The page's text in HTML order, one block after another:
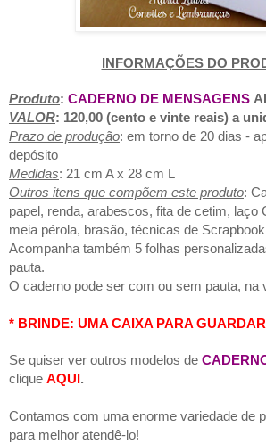
INFORMAÇÕES DO
Produto: CADERNO DE MENSAGENS
VALOR: 120,00 (cento e vinte reais) a
Prazo de produção: em torno de 20 dias -
depósito
Medidas: 21 cm A x 28 cm L
Outros itens que compõem este produto:
papel, renda, arabescos, fita de cetim, laço
meia pérola, brasão, técnicas de
Acompanha também 5 folhas
pauta.
O caderno pode ser com ou sem pauta, na
* BRINDE: UMA CAIXA PARA
Se quiser ver outros modelos de
clique AQUI.
Contamos com uma enorme variedade de
para melhor atendê-lo!